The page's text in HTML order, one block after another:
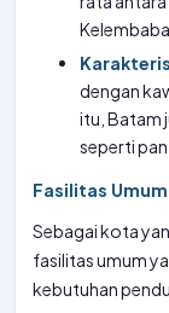
dengan
itu, Batam
seperti
Fasilitas Umum
Sebagai kota
fasilitas umum
kebutuhan